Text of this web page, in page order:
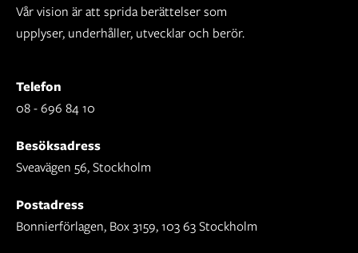
Vår vision är att sprida berättelser som
upplyser, underhåller, utvecklar och berör.
Telefon
08 - 696 84 10
Besöksadress
Sveavägen 56, Stockholm
Postadress
Bonnierförlagen, Box 3159, 103 63 Stockholm